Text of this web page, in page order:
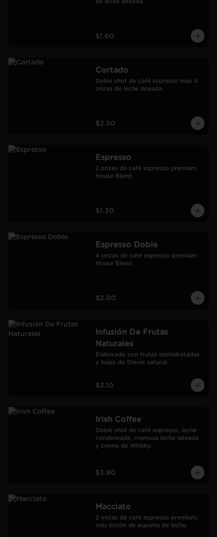
de leche lateada.
$1.60
Cortado
Doble shot de café espresso más 4
onzas de leche lateada.
$2.50
Espresso
2 onzas de café espresso premium
House Blend.
$1.30
Espresso Doble
4 onzas de café espresso premium
House Blend.
$2.00
Infusión De Frutas
Naturales
Elaborado con frutas deshidratadas
y hojas de Stevia natural.
$3.10
Irish Coffee
Doble shot de café espresso, leche
condensada, cremosa leche lateada
y crema de Whisky.
$3.80
Macciato
2 onzas de café espresso premium,
más botón de espuma de leche.